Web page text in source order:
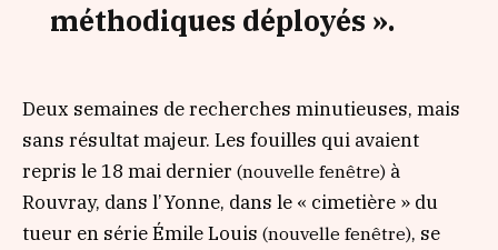
méthodiques déployés ».
Deux semaines de recherches minutieuses, mais
sans résultat majeur. Les fouilles qui avaient
repris le 18 mai dernier (nouvelle fenêtre) à
Rouvray, dans l’Yonne, dans le « cimetière » du
tueur en série Émile Louis (nouvelle fenêtre), se